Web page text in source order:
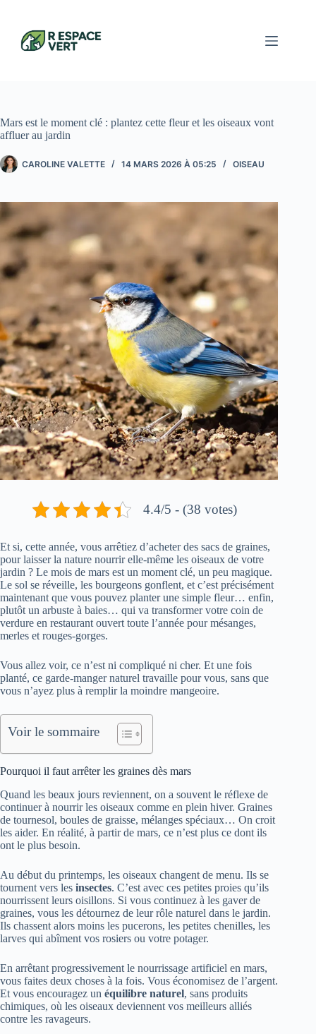
contenu
Mars est le moment clé : plantez cette fleur et les oiseaux vont
affluer au jardin
CAROLINE VALETTE 14 MARS 2026 À 05:25 OISEAU
4.4/5 - (38 votes)
Et si, cette année, vous arrêtiez d’acheter des sacs de graines,
pour laisser la nature nourrir elle-même les oiseaux de votre
jardin ? Le mois de mars est un moment clé, un peu magique.
Le sol se réveille, les bourgeons gonflent, et c’est précisément
maintenant que vous pouvez planter une simple fleur… enfin,
plutôt un arbuste à baies… qui va transformer votre coin de
verdure en restaurant ouvert toute l’année pour mésanges,
merles et rouges-gorges.
Vous allez voir, ce n’est ni compliqué ni cher. Et une fois
planté, ce garde-manger naturel travaille pour vous, sans que
vous n’ayez plus à remplir la moindre mangeoire.
Voir le sommaire
Pourquoi il faut arrêter les graines dès mars
Quand les beaux jours reviennent, on a souvent le réflexe de
continuer à nourrir les oiseaux comme en plein hiver. Graines
de tournesol, boules de graisse, mélanges spéciaux… On croit
les aider. En réalité, à partir de mars, ce n’est plus ce dont ils
ont le plus besoin.
Au début du printemps, les oiseaux changent de menu. Ils se
tournent vers les insectes. C’est avec ces petites proies qu’ils
nourrissent leurs oisillons. Si vous continuez à les gaver de
graines, vous les détournez de leur rôle naturel dans le jardin.
Ils chassent alors moins les pucerons, les petites chenilles, les
larves qui abîment vos rosiers ou votre potager.
En arrêtant progressivement le nourrissage artificiel en mars,
vous faites deux choses à la fois. Vous économisez de l’argent.
Et vous encouragez un équilibre naturel, sans produits
chimiques, où les oiseaux deviennent vos meilleurs alliés
contre les ravageurs.